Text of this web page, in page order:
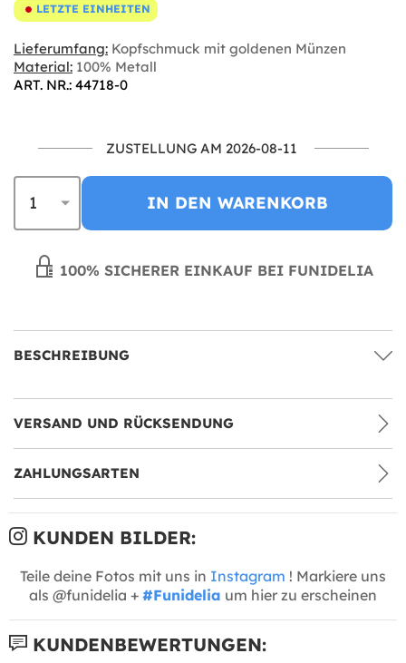
LETZTE EINHEITEN
Lieferumfang: Kopfschmuck mit goldenen Münzen
Material: 100% Metall
ART. NR.: 44718-0
ZUSTELLUNG AM 2026-08-11
IN DEN WARENKORB
100% SICHERER EINKAUF BEI FUNIDELIA
BESCHREIBUNG
VERSAND UND RÜCKSENDUNG
ZAHLUNGSARTEN
KUNDEN BILDER:
Teile deine Fotos mit uns in Instagram ! Markiere uns
als @funidelia + #Funidelia um hier zu erscheinen
KUNDENBEWERTUNGEN: